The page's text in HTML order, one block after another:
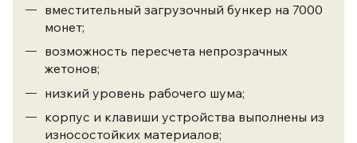
вместительный загрузочный бункер на 7000
монет;
возможность пересчета непрозрачных
жетонов;
низкий уровень рабочего шума;
корпус и клавиши устройства выполнены из
износостойких материалов;